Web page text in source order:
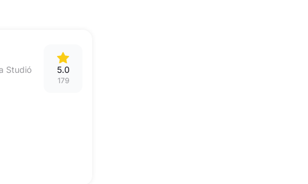
Studió 5.0
179